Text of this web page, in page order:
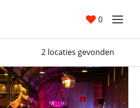
0
2 locaties gevonden